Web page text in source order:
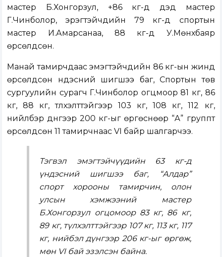
мастер Б.Хонгорзул, +86 кг-д дэд мастер
Г.Чинболор, эрэгтэйчүүдийн 79 кг-д спортын
мастер И.Амарсанаа, 88 кг-д У.Мөнхбаяр
өрсөлдсөн.
Манай тамирчдаас эмэгтэйчүүдийн 86 кг-ын жинд
өрсөлдсөн үндэсний шигшээ баг, Спортын төв
сургуулийн сурагч Г.Чинболор огцмоор 81 кг, 86
кг, 88 кг, түлхэлттэйгээр 103 кг, 108 кг, 112 кг,
нийлбэр дүнгээр 200 кг-ыг өргөснөөр “А” группт
өрсөлдсөн 11 тамирчнаас VI байр шалгарчээ.
Тэгвэл эмэгтэйчүүдийн 63 кг-д
үндэсний шигшээ баг, “Алдар”
спорт хорооны тамирчин, олон
улсын хэмжээний мастер
Б.Хонгорзул огцомоор 83 кг, 86 кг,
89 кг, түлхэлттэйгээр 107 кг, 113 кг, 117
кг, нийбэл дүнгээр 206 кг-ыг өргөж,
мөн VI бай эзэлсэн байна.